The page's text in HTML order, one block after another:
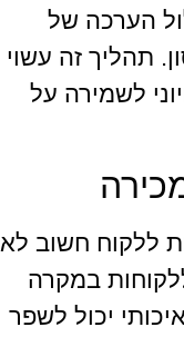
הערכה של
תהליך זה עשוי
לשמירה על
ללקוח חשוב לא
במקרה
יכול לשפר